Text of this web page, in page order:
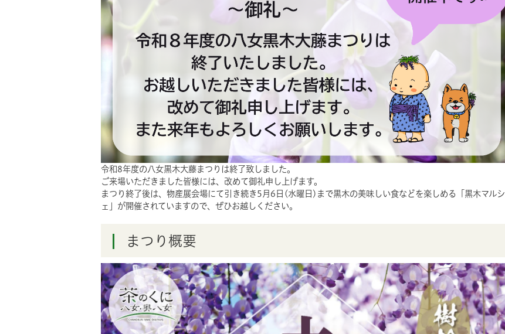
令和8年度の八女黒木大藤まつりは終了致しました。
ご来場いただきました皆様には、改めて御礼申し上げます。
まつり終了後は、物産展会場にて引き続き5月6日(水曜日)まで黒木の美味しい食などを楽しめる「黒木マルシ
ェ」が開催されていますので、ぜひお越しください。
まつり概要